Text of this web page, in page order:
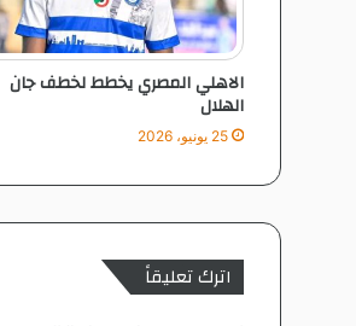
الاهلي المصري يخطط لخطف جان
الهلال
25 يونيو، 2026
اترك تعليقاً